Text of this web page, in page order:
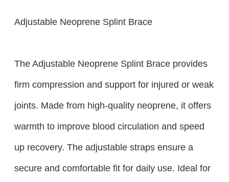
Adjustable Neoprene Splint Brace
The Adjustable Neoprene Splint Brace provides
firm compression and support for injured or weak
joints. Made from high-quality neoprene, it offers
warmth to improve blood circulation and speed
up recovery. The adjustable straps ensure a
secure and comfortable fit for daily use. Ideal for